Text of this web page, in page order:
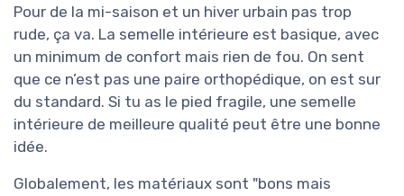
Pour de la mi-saison et un hiver urbain pas trop
rude, ça va. La semelle intérieure est basique, avec
un minimum de confort mais rien de fou. On sent
que ce n’est pas une paire orthopédique, on est sur
du standard. Si tu as le pied fragile, une semelle
intérieure de meilleure qualité peut être une bonne
idée.
Globalement, les matériaux sont "bons mais